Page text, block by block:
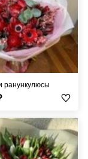
ранункулюсы